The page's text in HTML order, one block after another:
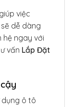
giúp việc
dễ dàng
hệ ngay với
vấn Lắp Đặt
dụng ô tô